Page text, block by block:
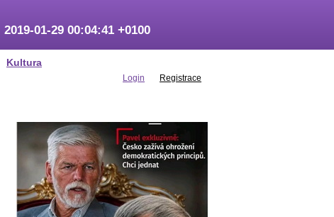
Kultura
2019-01-29 00:04:41 +0100
Login Registrace